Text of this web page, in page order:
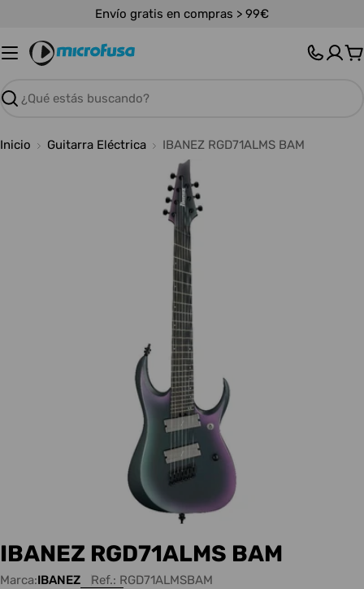
contenido
Envío gratis en compras > 99€
Buscar
Inicio Guitarra Eléctrica IBANEZ RGD71ALMS BAM
IBANEZ RGD71ALMS BAM
Marca:IBANEZ Ref.: RGD71ALMSBAM